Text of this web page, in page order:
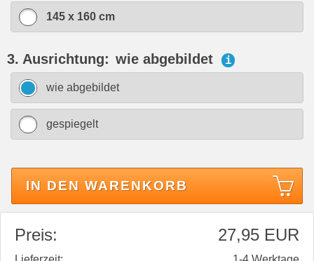
145 x 160 cm
3. Ausrichtung: wie abgebildet i
wie abgebildet
gespiegelt
IN DEN WARENKORB
Preis: 27,95 EUR